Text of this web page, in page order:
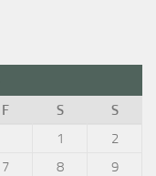
F S
S
1
2
7 8
9